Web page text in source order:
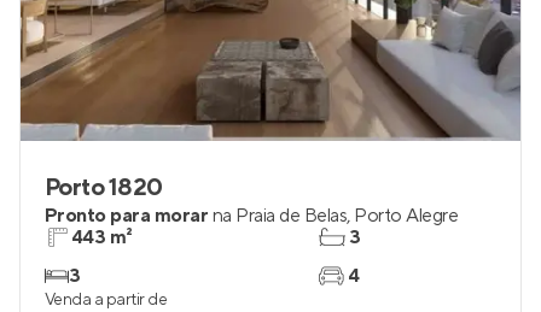
Porto 1820
Pronto para morar na Praia de Belas, Porto Alegre
443 m²
3
3
4
Venda a partir de